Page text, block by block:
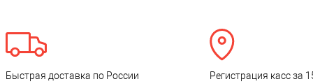
Быстрая доставка по России Регистрация касс за